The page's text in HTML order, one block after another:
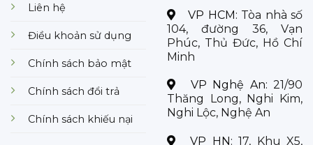
Liên hệ
Điều khoản sử dụng
Chính sách bảo mật
Chính sách đổi trả
Chính sách khiếu nại
VP HCM: Tòa nhà số
104, đường 36, Vạn
Phúc, Thủ Đức, Hồ Chí
Minh
VP Nghệ An: 21/90
Thăng Long, Nghi Kim,
Nghi Lộc, Nghệ An
VP HN:17, Khu X5,